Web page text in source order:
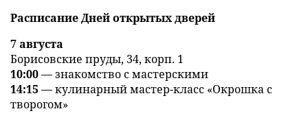
Расписание Дней открытых дверей
7 августа
Борисовские пруды, 34, корп. 1
10:00— знакомство с мастерскими
14:15 — кулинарный мастер-класс «Окрошка с
творогом»